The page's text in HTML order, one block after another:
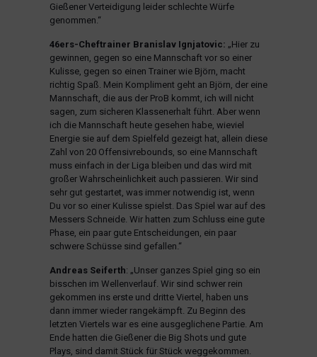
Gießener Verteidigung leider schlechte Würfe
genommen.“
46ers-Cheftrainer Branislav Ignjatovic: „Hier zu
gewinnen, gegen so eine Mannschaft vor so einer
Kulisse, gegen so einen Trainer wie Björn, macht
richtig Spaß. Mein Kompliment geht an Björn, der eine
Mannschaft, die aus der ProB kommt, ich will nicht
sagen, zum sicheren Klassenerhalt führt. Aber wenn
ich die Mannschaft heute gesehen habe, wieviel
Energie sie auf dem Spielfeld gezeigt hat, allein diese
Zahl von 20 Offensivrebounds, so eine Mannschaft
muss einfach in der Liga bleiben und das wird mit
großer Wahrscheinlichkeit auch passieren. Wir sind
sehr gut gestartet, was immer notwendig ist, wenn
Du vor so einer Kulisse spielst. Das Spiel war auf des
Messers Schneide. Wir hatten zum Schluss eine gute
Phase, ein paar gute Entscheidungen, ein paar
schwere Schüsse sind gefallen.“
Andreas Seiferth: „Unser ganzes Spiel ging so ein
bisschen im Wellenverlauf. Wir sind schwer rein
gekommen ins erste und dritte Viertel, haben uns
dann immer wieder rangekämpft. Zu Beginn des
letzten Viertels war es eine ausgeglichene Partie. Am
Ende hatten die Gießener die Big Shots und gute
Plays, sind damit Stück für Stück weggekommen.